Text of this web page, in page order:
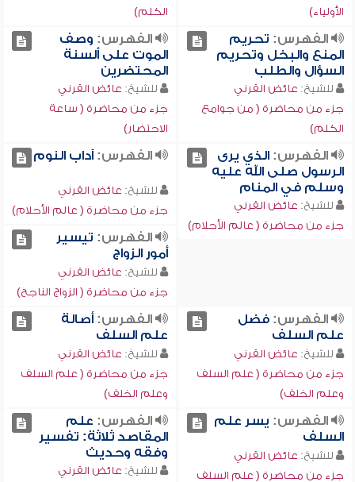
الأولياء)
الكلم)
الفهرس: تحريم
المنع والبخل وتحريم
السؤال والطلب
للشيخ: عائض القرني
جزء من محاضرة ( من جوامع
الكلم)
الفهرس: وصف
الموت على ألسنة
المحتضرين
للشيخ: عائض القرني
جزء من محاضرة ( ساعة
الاحتضار)
الفهرس:الذي يرى
الرسول صلى الله عليه
وسلم في المنام
للشيخ: عائض القرني
جزء من محاضرة ( عالم الأحلام)
الفهرس:آداب النوم
للشيخ: عائض القرني
جزء من محاضرة ( عالم الأحلام)
الفهرس: تيسير
أمور الزواج
للشيخ: عائض القرني
جزء من محاضرة ( الزواج الناجح)
الفهرس:فضل
علم السلف
للشيخ: عائض القرني
جزء من محاضرة ( علم السلف
وعلم الخلف)
الفهرس:أصالة
علم السلف
للشيخ: عائض القرني
جزء من محاضرة ( علم السلف
وعلم الخلف)
الفهرس: يسر علم
السلف
للشيخ: عائض القرني
جزء من محاضرة ( علم السلف
الفهرس: علم
المقاصد ثلاثة: تفسير
وفقه وحديث
للشيخ: عائض القرني